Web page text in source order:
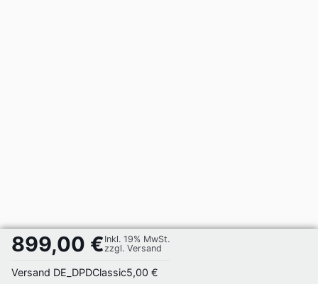
899,00 € Inkl. 19% MwSt.
zzgl. Versand
Versand DE_DPDClassic5,00 €